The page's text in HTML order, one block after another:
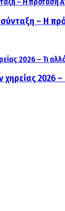
– Η
2026